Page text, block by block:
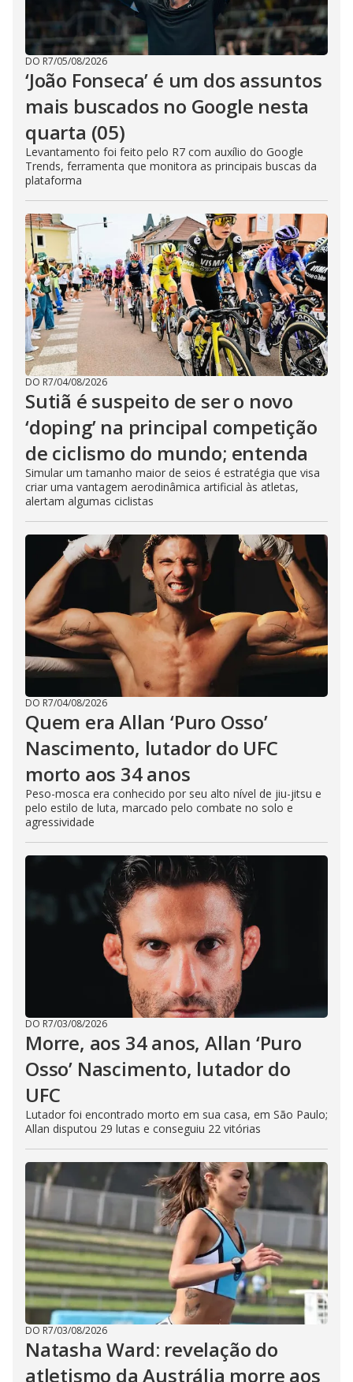
DO R7/05/08/2026
‘João Fonseca’ é um dos assuntos
mais buscados no Google nesta
quarta (05)
Levantamento foi feito pelo R7 com auxílio do Google
Trends, ferramenta que monitora as principais buscas da
plataforma
DO R7/04/08/2026
Sutiã é suspeito de ser o novo
‘doping’ na principal competição
de ciclismo do mundo; entenda
Simular um tamanho maior de seios é estratégia que visa
criar uma vantagem aerodinâmica artificial às atletas,
alertam algumas ciclistas
DO R7/04/08/2026
Quem era Allan ‘Puro Osso’
Nascimento, lutador do UFC
morto aos 34 anos
Peso-mosca era conhecido por seu alto nível de jiu-jitsu e
pelo estilo de luta, marcado pelo combate no solo e
agressividade
DO R7/03/08/2026
Morre, aos 34 anos, Allan ‘Puro
Osso’ Nascimento, lutador do
UFC
Lutador foi encontrado morto em sua casa, em São Paulo;
Allan disputou 29 lutas e conseguiu 22 vitórias
DO R7/03/08/2026
Natasha Ward: revelação do
atletismo da Austrália morre aos